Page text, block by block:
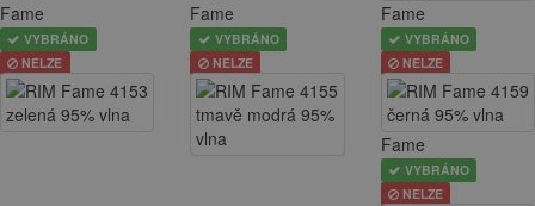
Fame
VYBRÁNO
NELZE
Fame
VYBRÁNO
NELZE
Fame
VYBRÁNO
NELZE
Fame
VYBRÁNO
NELZE